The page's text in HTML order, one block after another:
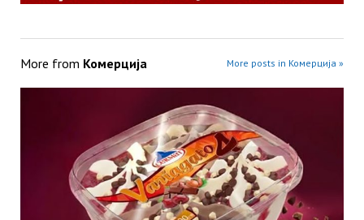
More from Комерција More posts in Комерција »